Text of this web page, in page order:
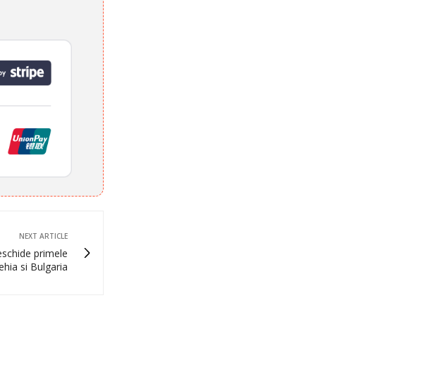
NEXT ARTICLE
primele
si Bulgaria